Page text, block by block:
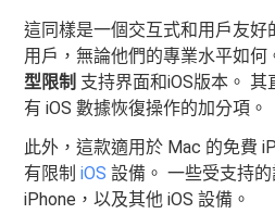
這同樣是一個交互式和用戶友好
用戶，無論他們的專業水平如
型限制 支持界面和iOS版本。
有 iOS 數據恢復操作的加分項。
此外，這款適用於 Mac 的免費
有限制iOS 設備。 一些受支持
iPhone，以及其他 iOS 設備。